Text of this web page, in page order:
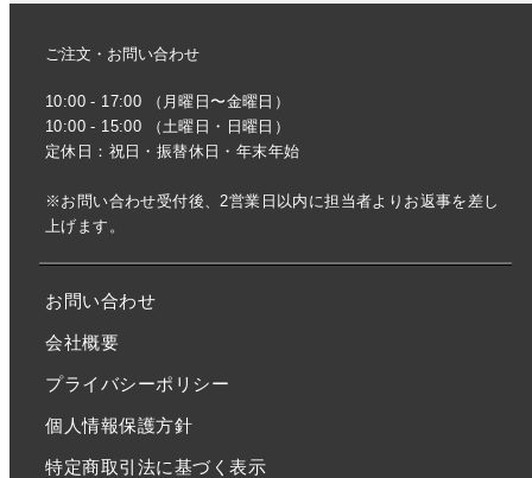
ご注文・お問い合わせ
10:00 - 17:00 （月曜日〜金曜日）
10:00 - 15:00 （土曜日・日曜日）
定休日：祝日・振替休日・年末年始
※お問い合わせ受付後、2営業日以内に担当者よりお返事を差し
上げます。
お問い合わせ
会社概要
プライバシーポリシー
個人情報保護方針
特定商取引法に基づく表示